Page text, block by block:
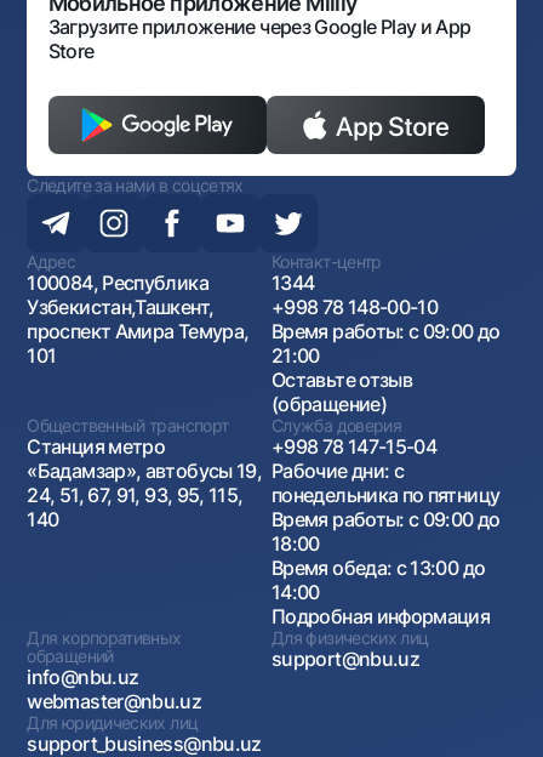
Загрузите приложение через Google Play и App
Store
Следите за нами в соцсетях
Адрес
100084, Республика
Узбекистан,Ташкент,
проспект Амира Темура,
101
Контакт-центр
1344
+998 78 148-00-10
Время работы: с 09:00 до
21:00
Оставьте отзыв
(обращение)
Общественный транспорт
Станция метро
«Бадамзар», автобусы 19,
24, 51, 67, 91, 93, 95, 115,
140
Служба доверия
+998 78 147-15-04
Рабочие дни: с
понедельника по пятницу
Время работы: с 09:00 до
18:00
Время обеда: с 13:00 до
14:00
Подробная информация
Для корпоративных
обращений
info@nbu.uz
webmaster@nbu.uz
Для физических лиц
support@nbu.uz
Для юридических лиц
support_business@nbu.uz